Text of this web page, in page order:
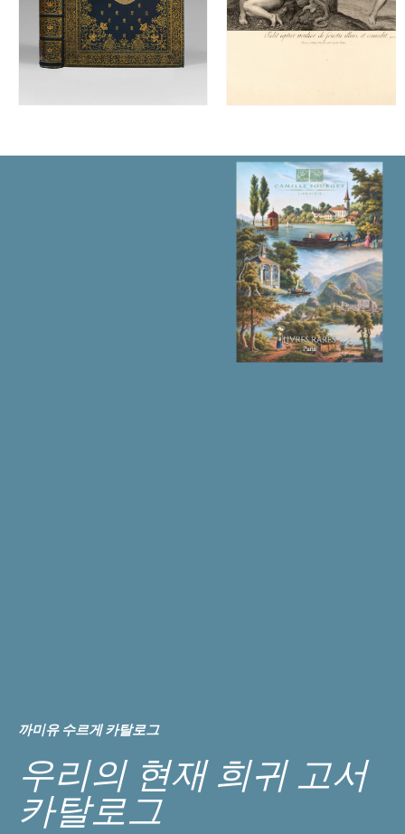
까미유 수르게 카탈로그
우리의 현재 희귀 고서
카탈로그